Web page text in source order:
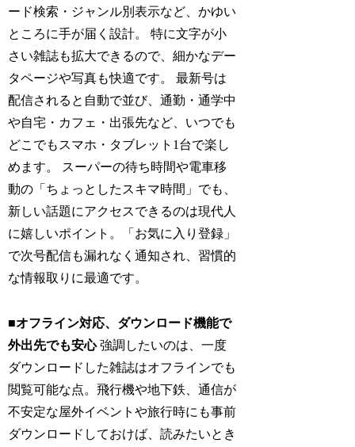
ード検索・ジャンル別表示など、かゆい
ところに手が届く設計。 特に文字が小
さい雑誌も拡大できるので、細かなデー
タページや写真も快適です。 最新号は
配信されると自動で並び、通勤・通学中
や自宅・カフェ・出張先など、いつでも
どこでもスマホ・タブレット1台で楽し
めます。 スーパーの待ち時間や電車移
動の「ちょっとしたスキマ時間」でも、
新しい話題にアクセスできるのは現代人
に嬉しいポイント。「お気に入り登録」
で次号配信も漏れなく通知され、習慣的
な情報取りに最適です。
■オフライン対応、ダウンロード機能で
外出先でも安心強調したいのは、一度
ダウンロードした雑誌はオフラインでも
閲覧可能な点。飛行機や地下鉄、通信が
不安定な屋外イベントや旅行時にも事前
ダウンロードしておけば、読みたいとき